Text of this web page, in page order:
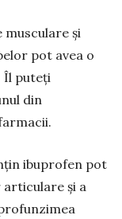
muscu­lare și
pot avea o
Îl puteți
din
ibu­profen pot
și a